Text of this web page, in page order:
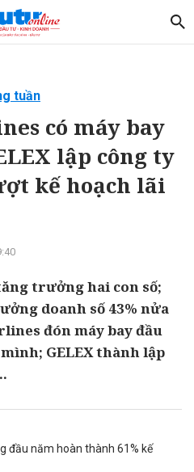
tuần
có máy bay
lập công ty
kế hoạch lãi
trưởng hai con số;
doanh số 43% nửa
đón máy bay đầu
GELEX thành lập
đầu năm hoàn thành 61% kế